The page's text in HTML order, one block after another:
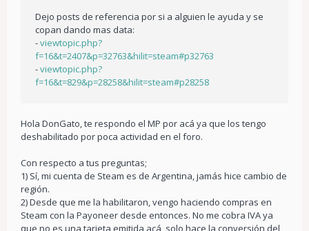
Dejo posts de referencia por si a alguien le ayuda y se
copan dando mas data:
-viewtopic.php?
f=16&t=2407&p=32763&hilit=steam#p32763
-viewtopic.php?
f=16&t=829&p=28258&hilit=steam#p28258
Hola DonGato, te respondo el MP por acá ya que los tengo
deshabilitado por poca actividad en el foro.
Con respecto a tus preguntas;
1) Sí, mi cuenta de Steam es de Argentina, jamás hice cambio de
región.
2) Desde que me la habilitaron, vengo haciendo compras en
Steam con la Payoneer desde entonces. No me cobra IVA ya
que no es una tarjeta emitida acá, solo hace la conversión del